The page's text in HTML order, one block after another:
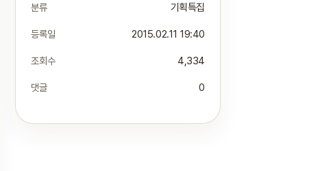
분류 기획특집
등록일 2015.02.11 19:40
조회수 4,334
댓글 0